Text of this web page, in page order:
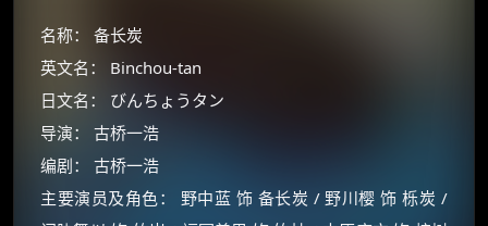
名称： 备长炭
英文名： Binchou-tan
日文名： びんちょうタン
导演： 古桥一浩
编剧： 古桥一浩
主要演员及角色： 野中蓝 饰 备长炭 / 野川樱 饰 栎炭 /